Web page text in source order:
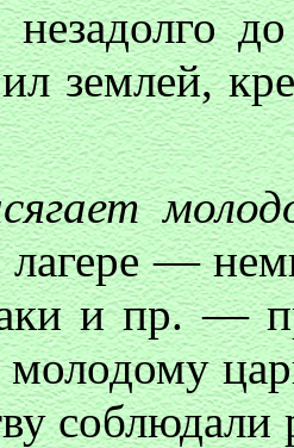
землей,
лагере —
и пр. —
молодому
соблюдали